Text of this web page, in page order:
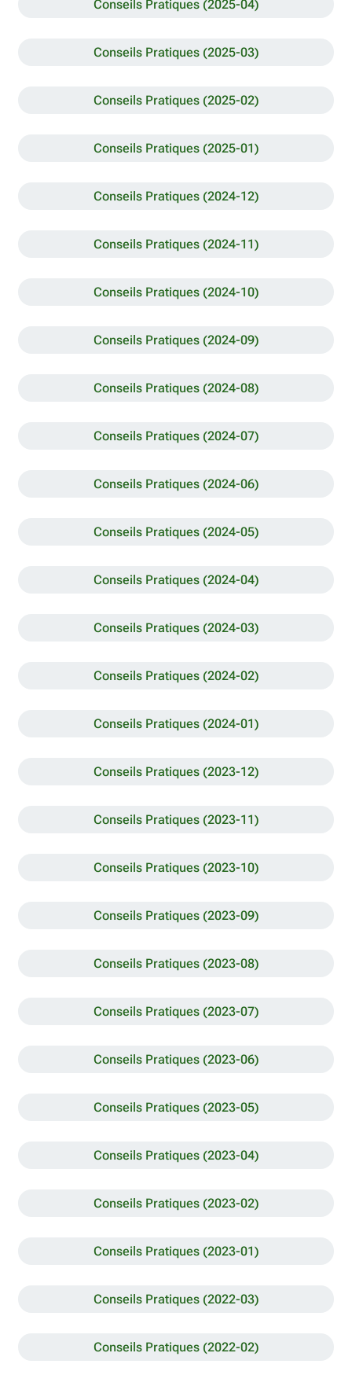
Conseils Pratiques (2025-04)
Conseils Pratiques (2025-03)
Conseils Pratiques (2025-02)
Conseils Pratiques (2025-01)
Conseils Pratiques (2024-12)
Conseils Pratiques (2024-11)
Conseils Pratiques (2024-10)
Conseils Pratiques (2024-09)
Conseils Pratiques (2024-08)
Conseils Pratiques (2024-07)
Conseils Pratiques (2024-06)
Conseils Pratiques (2024-05)
Conseils Pratiques (2024-04)
Conseils Pratiques (2024-03)
Conseils Pratiques (2024-02)
Conseils Pratiques (2024-01)
Conseils Pratiques (2023-12)
Conseils Pratiques (2023-11)
Conseils Pratiques (2023-10)
Conseils Pratiques (2023-09)
Conseils Pratiques (2023-08)
Conseils Pratiques (2023-07)
Conseils Pratiques (2023-06)
Conseils Pratiques (2023-05)
Conseils Pratiques (2023-04)
Conseils Pratiques (2023-02)
Conseils Pratiques (2023-01)
Conseils Pratiques (2022-03)
Conseils Pratiques (2022-02)